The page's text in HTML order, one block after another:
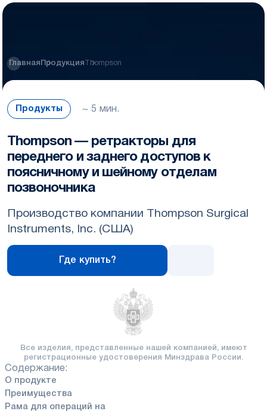
Главная Продукция Thompson
Продукты ~ 5 мин.
Thompson — ретракторы для
переднего и заднего доступов к
поясничному и шейному отделам
позвоночника
Производство компании Thompson Surgical
Instruments, Inc. (США)
Где купить?
Содержание:
О продукте
Преимущества
Рама для операций на
Все изделия, представленные нашей компанией, имеют
регистрационные удостоверения
Минздрава России.